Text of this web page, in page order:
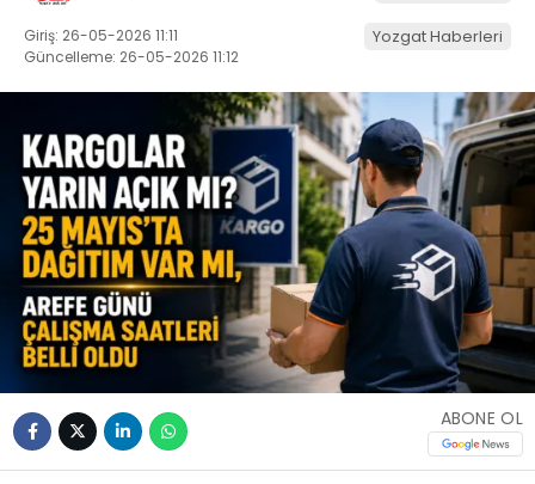
Giriş: 26-05-2026 11:11
Güncelleme: 26-05-2026 11:12
Yozgat Haberleri
ABONE OL